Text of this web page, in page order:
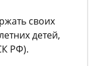
своих
детей,
РФ).